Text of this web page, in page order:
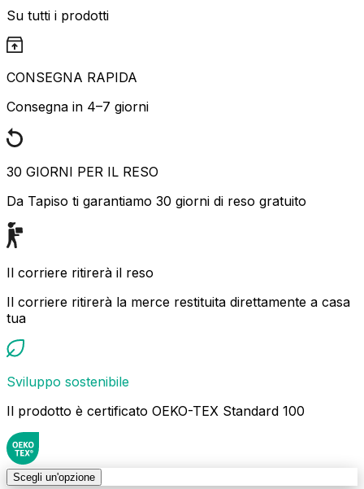
Su tutti i prodotti
CONSEGNA RAPIDA
Consegna in 4–7 giorni
30 GIORNI PER IL RESO
Da Tapiso ti garantiamo 30 giorni di reso gratuito
Il corriere ritirerà il reso
Il corriere ritirerà la merce restituita direttamente a casa
tua
Sviluppo sostenibile
Il prodotto è certificato OEKO-TEX Standard 100
Scegli un'opzione